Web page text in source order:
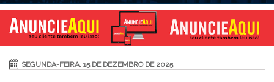
SEGUNDA-FEIRA, 15 DE DEZEMBRO DE 2025